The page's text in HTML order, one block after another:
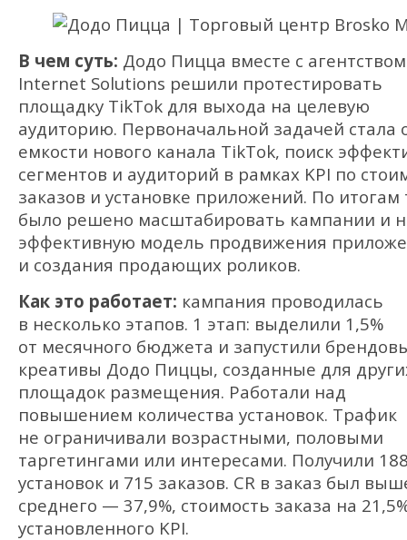
В чем суть: Додо Пицца вместе с
Internet Solutions решили протестировать
площадку TikTok для выхода на целевую
аудиторию. Первоначальной задачей стала
емкости нового канала TikTok, поиск
сегментов и аудиторий в рамках KPI по
заказов и установке приложений. По итогам
было решено масштабировать кампании и
эффективную модель продвижения
и создания продающих роликов.
Как это работает: кампания проводилась
в несколько этапов. 1 этап: выделили 1,5%
от месячного бюджета и запустили
креативы Додо Пиццы, созданные для
площадок размещения. Работали над
повышением количества установок. Трафик
не ограничивали возрастными, половыми
таргетингами или интересами. Получили
установок и 715 заказов. CR в заказ был
среднего — 37,9%, стоимость заказа на
установленного KPI.